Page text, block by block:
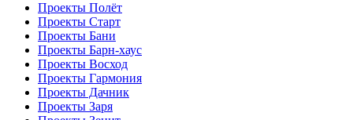
Проекты Полёт
Проекты Старт
Проекты Бани
Проекты Барн-хаус
Проекты Восход
Проекты Гармония
Проекты Дачник
Проекты Заря